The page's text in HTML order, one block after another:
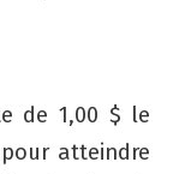
de 1,00 $ le
atteindre